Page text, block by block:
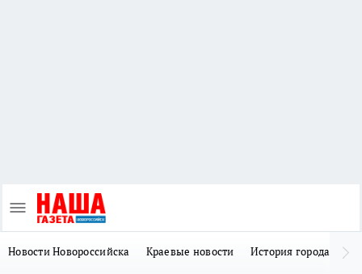
Новости Новороссийска Краевые новости История города Н